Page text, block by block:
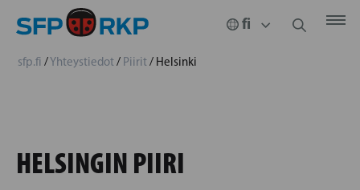
sfp.fi /Yhteystiedot/ Piirit/ Helsinki
HELSINGIN PIIRI